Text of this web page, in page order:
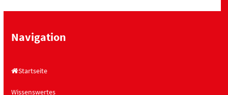
Navigation
Startseite
Wissenswertes